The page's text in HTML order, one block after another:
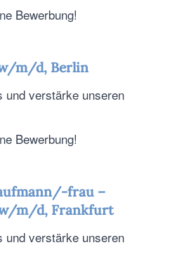
Bewerbung!
m/d, Berlin
und verstärke unseren
Bewerbung!
frau –
m/d, Frankfurt
und verstärke unseren